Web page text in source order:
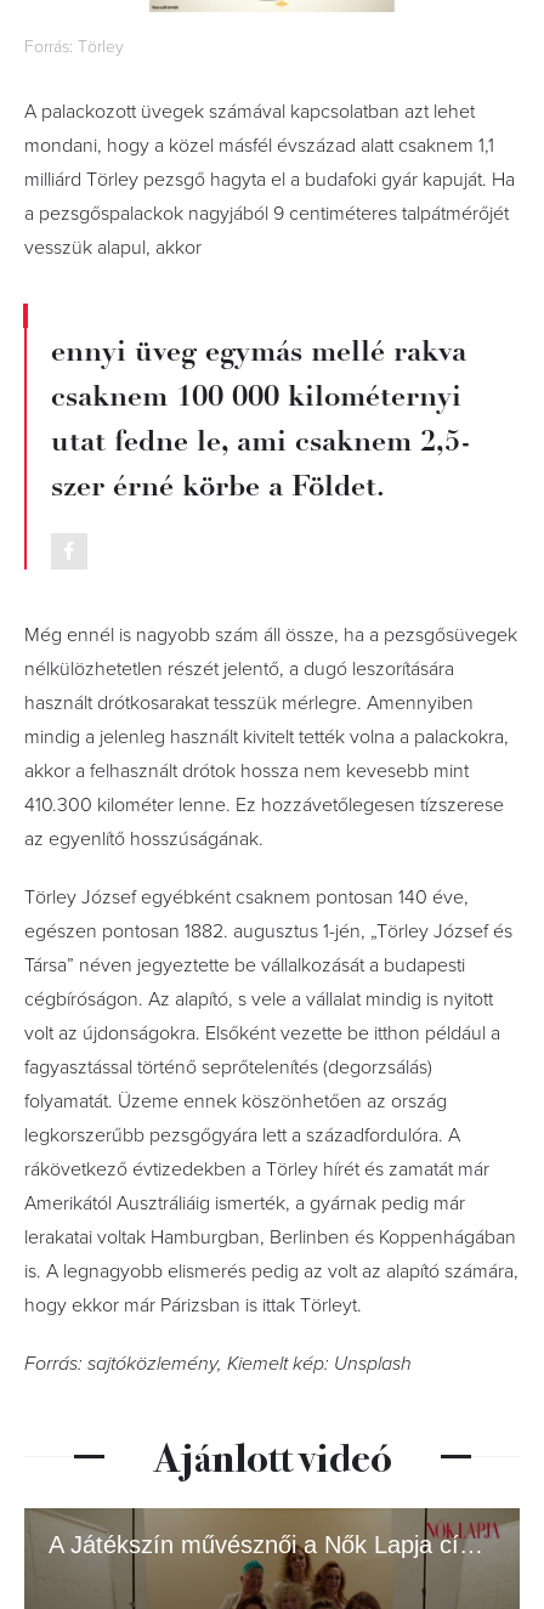
Forrás: Törley
A palackozott üvegek számával kapcsolatban azt lehet
mondani, hogy a közel másfél évszázad alatt csaknem 1,1
milliárd Törley pezsgő hagyta el a budafoki gyár kapuját. Ha
a pezsgőspalackok nagyjából 9 centiméteres talpátmérőjét
vesszük alapul, akkor
ennyi üveg egymás mellé rakva
csaknem 100 000 kilométernyi
utat fedne le, ami csaknem 2,5-
szer érné körbe a Földet.
Még ennél is nagyobb szám áll össze, ha a pezsgősüvegek
nélkülözhetetlen részét jelentő, a dugó leszorítására
használt drótkosarakat tesszük mérlegre. Amennyiben
mindig a jelenleg használt kivitelt tették volna a palackokra,
akkor a felhasznált drótok hossza nem kevesebb mint
410.300 kilométer lenne. Ez hozzávetőlegesen tízszerese
az egyenlítő hosszúságának.
Törley József egyébként csaknem pontosan 140 éve,
egészen pontosan 1882. augusztus 1-jén, „Törley József és
Társa” néven jegyeztette be vállalkozását a budapesti
cégbíróságon. Az alapító, s vele a vállalat mindig is nyitott
volt az újdonságokra. Elsőként vezette be itthon például a
fagyasztással történő seprőtelenítés (degorzsálás)
folyamatát. Üzeme ennek köszönhetően az ország
legkorszerűbb pezsgőgyára lett a századfordulóra. A
rákövetkező évtizedekben a Törley hírét és zamatát már
Amerikától Ausztráliáig ismerték, a gyárnak pedig már
lerakatai voltak Hamburgban, Berlinben és Koppenhágában
is. A legnagyobb elismerés pedig az volt az alapító számára,
hogy ekkor már Párizsban is ittak Törleyt.
Forrás: sajtóközlemény, Kiemelt kép: Unsplash
Ajánlott videó
A Játékszín művésznői a Nők Lapja címlapján